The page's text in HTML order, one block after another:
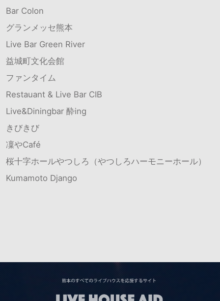
Bar Colon
グランメッセ熊本
Live Bar Green River
益城町文化会館
ファンタイム
Restauant & Live Bar CIB
Live&Diningbar 酔ing
きびきび
凜やCafé
桜十字ホールやつしろ（やつしろハーモニーホール）
Kumamoto Django